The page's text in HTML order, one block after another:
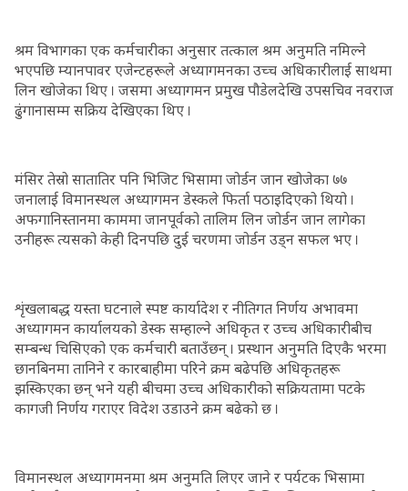
श्रम विभागका एक कर्मचारीका अनुसार तत्काल श्रम अनुमति नमिल्ने
भएपछि म्यानपावर एजेन्टहरूले अध्यागमनका उच्च अधिकारीलाई साथमा
लिन खोजेका थिए । जसमा अध्यागमन प्रमुख पौडेलदेखि उपसचिव नवराज
ढुंगानासम्म सक्रिय देखिएका थिए ।
मंसिर तेस्रो सातातिर पनि भिजिट भिसामा जोर्डन जान खोजेका ७७
जनालाई विमानस्थल अध्यागमन डेस्कले फिर्ता पठाइदिएको थियो ।
अफगानिस्तानमा काममा जानपूर्वको तालिम लिन जोर्डन जान लागेका
उनीहरू त्यसको केही दिनपछि दुई चरणमा जोर्डन उड्न सफल भए ।
शृंखलाबद्ध यस्ता घटनाले स्पष्ट कार्यादेश र नीतिगत निर्णय अभावमा
अध्यागमन कार्यालयको डेस्क सम्हाल्ने अधिकृत र उच्च अधिकारीबीच
सम्बन्ध चिसिएको एक कर्मचारी बताउँछन् । प्रस्थान अनुमति दिएकै भरमा
छानबिनमा तानिने र कारबाहीमा परिने क्रम बढेपछि अधिकृतहरू
झस्किएका छन् भने यही बीचमा उच्च अधिकारीको सक्रियतामा पटके
कागजी निर्णय गराएर विदेश उडाउने क्रम बढेको छ ।
विमानस्थल अध्यागमनमा श्रम अनुमति लिएर जाने र पर्यटक भिसामा